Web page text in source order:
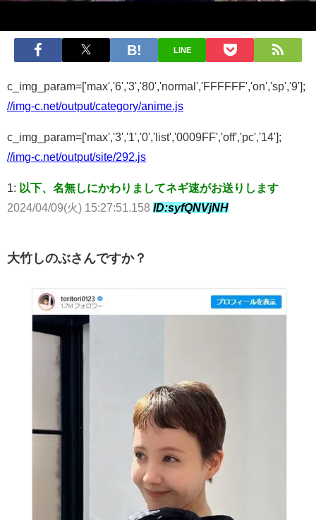
LINE
c_img_param=['max','6','3','80','normal','FFFFFF','on','sp','9'];
//img-c.net/output/category/anime.js
c_img_param=['max','3','1','0','list','0009FF','off','pc','14'];
//img-c.net/output/site/292.js
1: 以下、名無しにかわりましてネギ速がお送りします
2024/04/09(火) 15:27:51.158 ID:syfQNVjNH
大竹しのぶさんですか？